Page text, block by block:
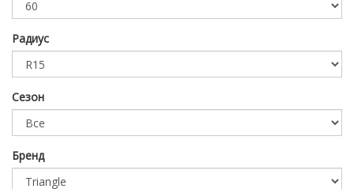
Радиус
Сезон
Бренд